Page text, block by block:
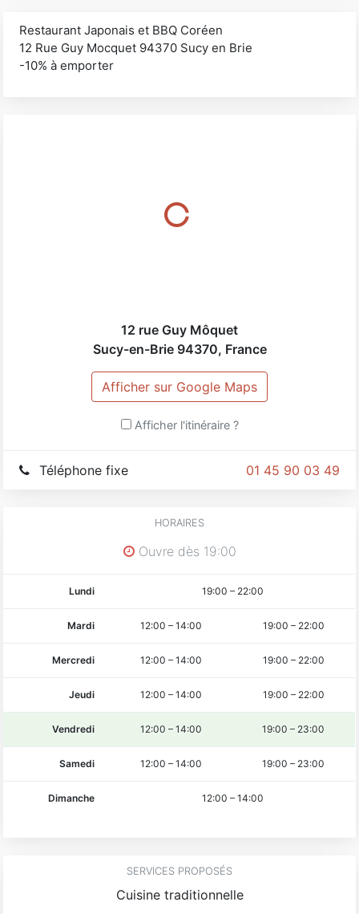
Restaurant Japonais et BBQ Coréen
12 Rue Guy Mocquet 94370 Sucy en Brie
-10% à emporter
12 rue Guy Môquet
Sucy-en-Brie 94370, France
Afficher sur Google Maps
Afficher l'itinéraire ?
01 45 90 03 49
Téléphone fixe
HORAIRES
Ouvre dès 19:00
Lundi 19:00 – 22:00
Mardi 12:00 –14:00 19:00 – 22:00
Mercredi 12:00 –14:00 19:00 – 22:00
Jeudi 12:00 –14:00 19:00 – 22:00
Vendredi 12:00 –14:00 19:00 – 23:00
Samedi 12:00 –14:00 19:00 – 23:00
Dimanche 12:00 –14:00
SERVICES PROPOSÉS
Cuisine traditionnelle